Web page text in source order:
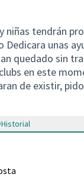
tendrán
unas
quedado sin
en este
de existir,
Historial